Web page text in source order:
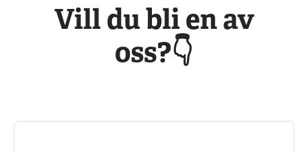
Vill du bli en av
oss?👇